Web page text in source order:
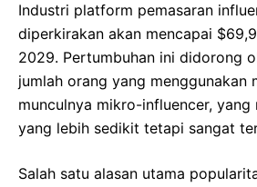
Industri platform pemasaran
diperkirakan akan mencapai
2029. Pertumbuhan ini didorong
jumlah orang yang menggunakan
munculnya mikro-influencer,
yang lebih sedikit tetapi sangat
Salah satu alasan utama